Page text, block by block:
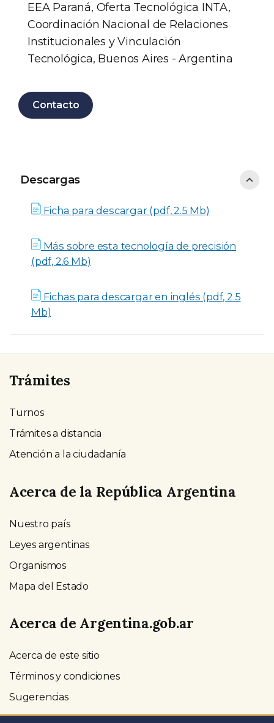
EEA Paraná, Oferta Tecnológica INTA,
Coordinación Nacional de Relaciones
Institucionales y Vinculación
Tecnológica, Buenos Aires - Argentina
Contacto
Descargas
Descargas
Ficha para descargar (pdf, 2.5 Mb)
Más sobre esta tecnología de precisión
(pdf, 2.6 Mb)
Fichas para descargar en inglés (pdf, 2.5
Mb)
Trámites
Turnos
Trámites a distancia
Atención a la ciudadanía
Acerca de la República Argentina
Nuestro país
Leyes argentinas
Organismos
Mapa del Estado
Acerca de Argentina.gob.ar
Acerca de este sitio
Términos y condiciones
Sugerencias